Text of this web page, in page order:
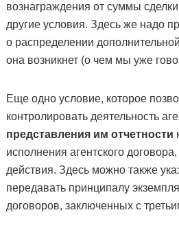
вознаграждения от суммы
другие условия. Здесь же надо
о распределении
она возникнет (о чем мы уже
Еще одно условие, которое
контролировать деятельность
представления им отчетности
исполнения агентского
действия. Здесь можно также
передавать принципалу
договоров, заключенных с